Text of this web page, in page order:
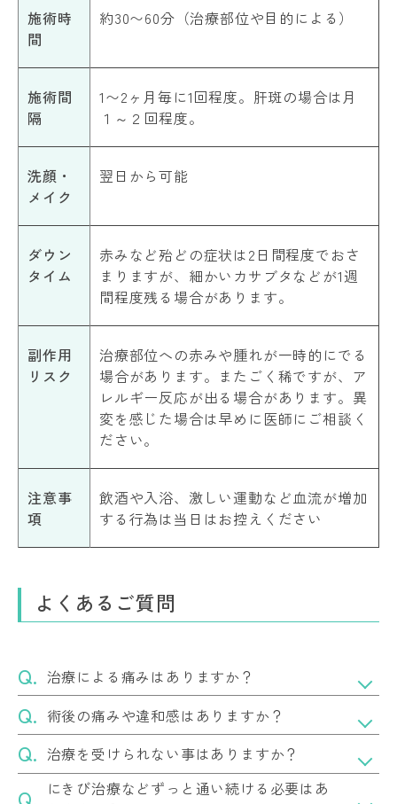
施術時
間
約30〜60分（治療部位や目的による）
施術間
隔
1〜2ヶ月毎に1回程度。肝斑の場合は月
１～２回程度。
洗顔・
メイク
翌日から可能
ダウン
タイム
赤みなど殆どの症状は2日間程度でおさ
まりますが、細かいカサブタなどが1週
間程度残る場合があります。
副作用
リスク
治療部位への赤みや腫れが一時的にでる
場合があります。またごく稀ですが、ア
レルギー反応が出る場合があります。異
変を感じた場合は早めに医師にご相談く
ださい。
注意事
項
飲酒や入浴、激しい運動など血流が増加
する行為は当日はお控えください
よくあるご質問
治療による痛みはありますか？
術後の痛みや違和感はありますか？
治療を受けられない事はありますか？
にきび治療などずっと通い続ける必要はあ